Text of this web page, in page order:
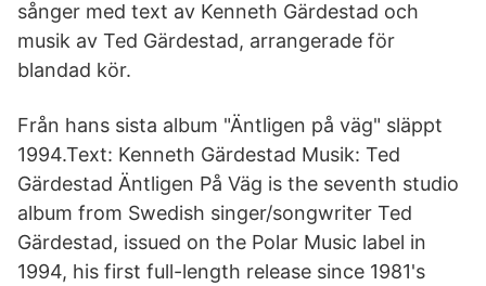
sånger med text av Kenneth Gärdestad och
musik av Ted Gärdestad, arrangerade för
blandad kör.
Från hans sista album "Äntligen på väg" släppt
1994.Text: Kenneth Gärdestad Musik: Ted
Gärdestad Äntligen På Väg is the seventh studio
album from Swedish singer/songwriter Ted
Gärdestad, issued on the Polar Music label in
1994, his first full-length release since 1981's